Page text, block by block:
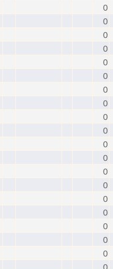
0
0
0
0
0
0
0
0
0
0
0
0
0
0
0
0
0
0
0
0